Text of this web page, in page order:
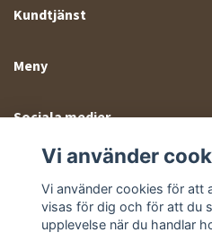
Kundtjänst
Meny
Sociala medier
Vi använder
Vi använder cookies för att
visas för dig och för att du
upplevelse när du handlar